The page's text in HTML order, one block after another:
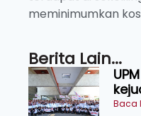
meminimumkan
Berita Lain...
Baca